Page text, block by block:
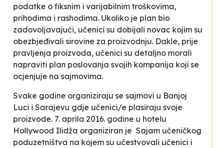
podatke o fiksnim i varijabilnim troškovima,
prihodima i rashodima. Ukoliko je plan bio
zadovoljavajući, učenici su dobijali novac kojim su
obezbjeđivali sirovine za proizvodnju. Dakle, prije
pravljenja proizvoda, učenici su detaljno morali
napraviti plan poslovanja svojih kompanija koji se
ocjenjuje na sajmovima.
Svake godine organiziraju se sajmovi u Banjoj
Luci i Sarajevu gdje učenici/e plasiraju svoje
proizvode. 7. aprila 2016. godine u hotelu
Hollywood Ilidža organiziran je Sajam učeničkog
poduzetništva na kojem su učestvovali učenici i